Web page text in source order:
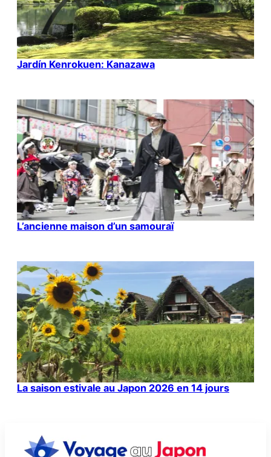
Jardín Kenrokuen: Kanazawa
L’ancienne maison d’un samouraï
La saison estivale au Japon 2026 en 14 jours